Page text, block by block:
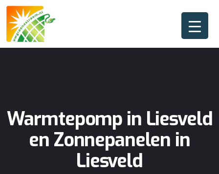
Warmtepomp in Liesveld
en Zonnepanelen in
Liesveld